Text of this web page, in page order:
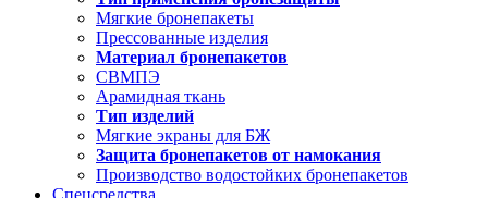
Мягкие бронепакеты
Прессованные изделия
Материал бронепакетов
СВМПЭ
Арамидная ткань
Тип изделий
Мягкие экраны для БЖ
Защита бронепакетов от намокания
Производство водостойких бронепакетов
Спецсредства